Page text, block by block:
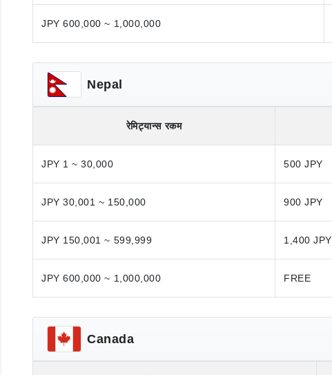
JPY 600,000 ~ 1,000,000
Nepal
रेमिट्यान्स रकम
JPY 1 ~ 30,000 500 JPY
JPY 30,001 ~ 150,000 900 JPY
JPY 150,001 ~ 599,999 1,400 JPY
JPY 600,000 ~ 1,000,000 FREE
Canada